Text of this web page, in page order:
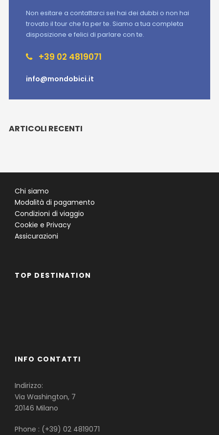
Non esitare a contattarci sei hai dei dubbi o non hai
trovato il tour che fa per te. Siamo a tua completa
disposizione e felici di parlare con te.
+39 02 4819071
info@mondobici.it
ARTICOLI RECENTI
Chi siamo
Modalità di pagamento
Condizioni di viaggio
Cookie e Privacy
Assicurazioni
TOP DESTINATION
INFO CONTATTI
Indirizzo:
Via Washington, 7
20146 Milano
Phone : (+39) 02 4819071